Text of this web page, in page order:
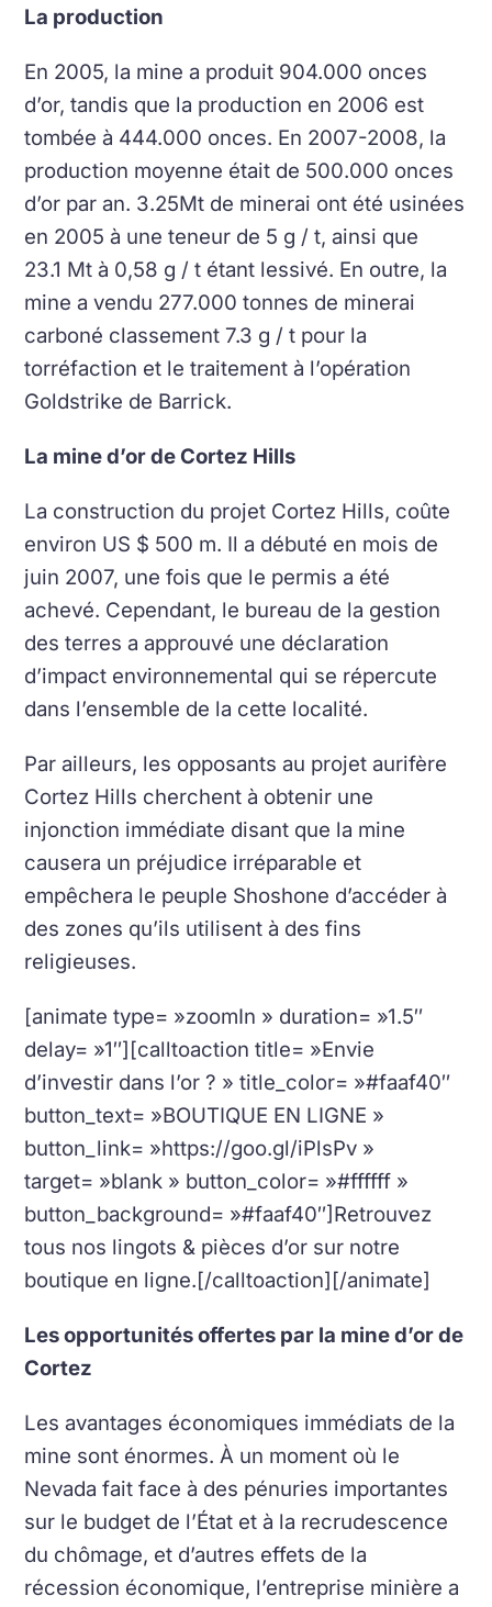
La production
En 2005, la mine a produit 904.000 onces
d’or, tandis que la production en 2006 est
tombée à 444.000 onces. En 2007-2008, la
production moyenne était de 500.000 onces
d’or par an. 3.25Mt de minerai ont été usinées
en 2005 à une teneur de 5 g / t, ainsi que
23.1 Mt à 0,58 g / t étant lessivé. En outre, la
mine a vendu 277.000 tonnes de minerai
carboné classement 7.3 g / t pour la
torréfaction et le traitement à l’opération
Goldstrike de Barrick.
La mine d’or de Cortez Hills
La construction du projet Cortez Hills, coûte
environ US $ 500 m. Il a débuté en mois de
juin 2007, une fois que le permis a été
achevé. Cependant, le bureau de la gestion
des terres a approuvé une déclaration
d’impact environnemental qui se répercute
dans l’ensemble de la cette localité.
Par ailleurs, les opposants au projet aurifère
Cortez Hills cherchent à obtenir une
injonction immédiate disant que la mine
causera un préjudice irréparable et
empêchera le peuple Shoshone d’accéder à
des zones qu’ils utilisent à des fins
religieuses.
[animate type= »zoomIn » duration= »1.5″
delay= »1″][calltoaction title= »Envie
d’investir dans l’or ? » title_color= »#faaf40″
button_text= »BOUTIQUE EN LIGNE »
button_link= »https://goo.gl/iPlsPv »
target= »blank » button_color= »#ffffff »
button_background= »#faaf40″]Retrouvez
tous nos lingots & pièces d’or sur notre
boutique en ligne.[/calltoaction][/animate]
Les opportunités offertes par la mine d’or de
Cortez
Les avantages économiques immédiats de la
mine sont énormes. À un moment où le
Nevada fait face à des pénuries importantes
sur le budget de l’État et à la recrudescence
du chômage, et d’autres effets de la
récession économique, l’entreprise minière a